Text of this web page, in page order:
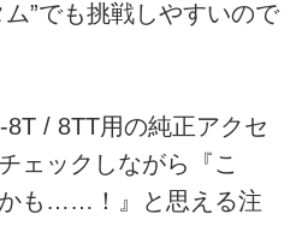
”でも挑戦しやすいので
/ 8TT用の純正アクセ
ェックしながら『こ
も……！』と思える注